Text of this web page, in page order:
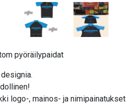
pyöräilypaidat
logo-, mainos- ja nimipainatukset